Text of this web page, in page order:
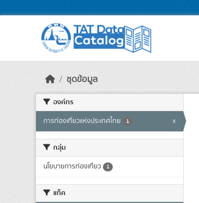
ชุดข้อมูล
องค์กร
การท่องเที่ยวแห่งประเทศไทย 1 x
กลุ่ม
นโยบายการท่องเที่ยว 1
แท็ค